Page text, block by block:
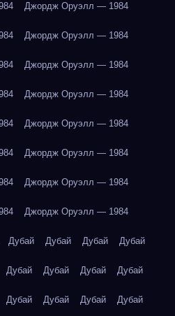
Джордж Оруэлл — 1984
Джордж Оруэлл — 1984
Джордж Оруэлл — 1984
Джордж Оруэлл — 1984
Джордж Оруэлл — 1984
Джордж Оруэлл — 1984
Джордж Оруэлл — 1984
Джордж Оруэлл — 1984
Дубай Дубай Дубай Дубай
Дубай Дубай Дубай Дубай
Дубай Дубай Дубай Дубай